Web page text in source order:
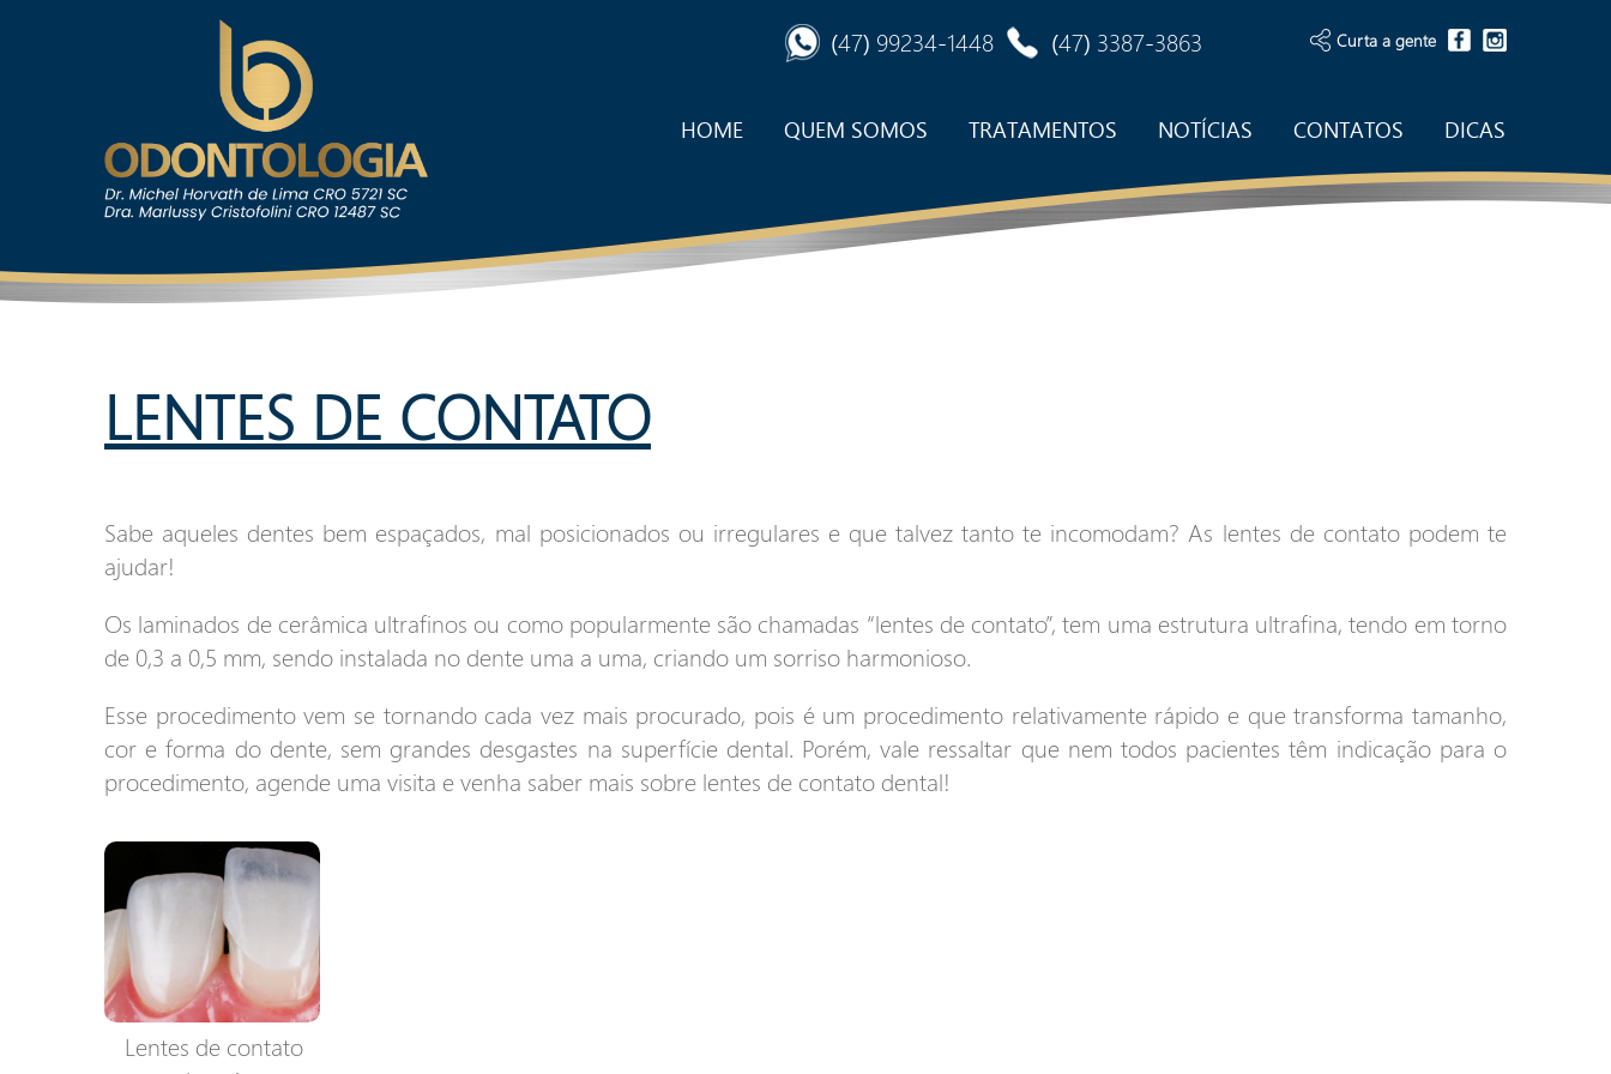
Curta a gente
(47) 99234-1448 (47) 3387-3863
HOME QUEM SOMOS TRATAMENTOS NOTÍCIAS CONTATOS DICAS
LENTES DE CONTATO
Sabe aqueles dentes bem espaçados, mal posicionados ou irregulares e que talvez tanto te incomodam? As lentes de contato podem te
ajudar!
Os laminados de cerâmica ultrafinos ou como popularmente são chamadas “lentes de contato”, tem uma estrutura ultrafina, tendo em torno
de 0,3 a 0,5 mm, sendo instalada no dente uma a uma, criando um sorriso harmonioso.
Esse procedimento vem se tornando cada vez mais procurado, pois é um procedimento relativamente rápido e que transforma tamanho,
cor e forma do dente, sem grandes desgastes na superfície dental. Porém, vale ressaltar que nem todos pacientes têm indicação para o
procedimento, agende uma visita e venha saber mais sobre lentes de contato dental!
Lentes de contato